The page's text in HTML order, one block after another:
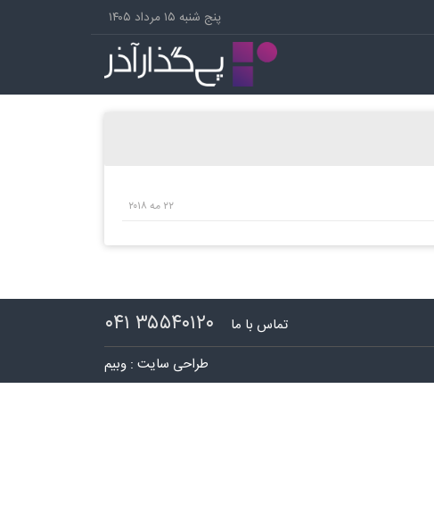
پنج شنبه ۱۵ مرداد ۱۴۰۵
۲۲ مه ۲۰۱۸
تماس با ما ۳۵۵۴۰۱۲۰ ۰۴۱
طراحی سایت : وبیم